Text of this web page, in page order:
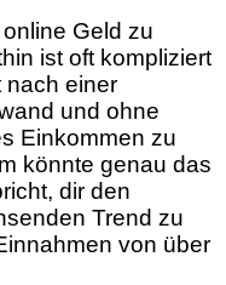
Geld zu
ist oft kompliziert
nach einer
und ohne
Einkommen zu
könnte genau das
dir den
Trend zu
von über